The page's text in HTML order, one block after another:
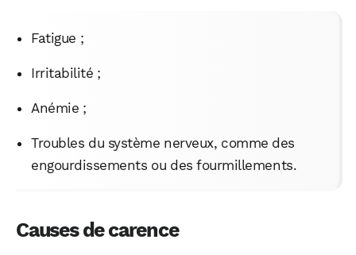
Fatigue ;
Irritabilité ;
Anémie ;
Troubles du système nerveux, comme des
engourdissements ou des fourmillements.
Causes de carence